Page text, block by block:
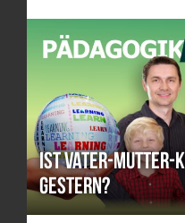
Ist Vater-Mutter-
gestern?